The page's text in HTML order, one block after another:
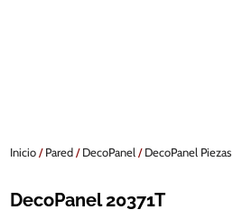
Inicio/Pared/DecoPanel /DecoPanel Piezas
DecoPanel 20371T